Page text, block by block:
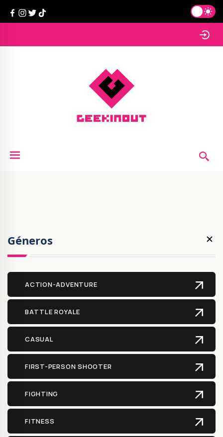
Géneros
ACTION-ADVENTURE
BATTLE ROYALE
CASUAL
FIRST-PERSON SHOOTER
FIGHTING
FITNESS